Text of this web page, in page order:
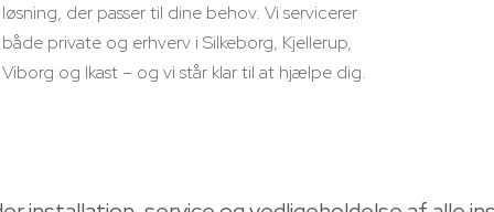
løsning, der passer til dine behov. Vi servicerer
både private og erhverv i Silkeborg, Kjellerup,
Viborg og Ikast – og vi står klar til at hjælpe dig.